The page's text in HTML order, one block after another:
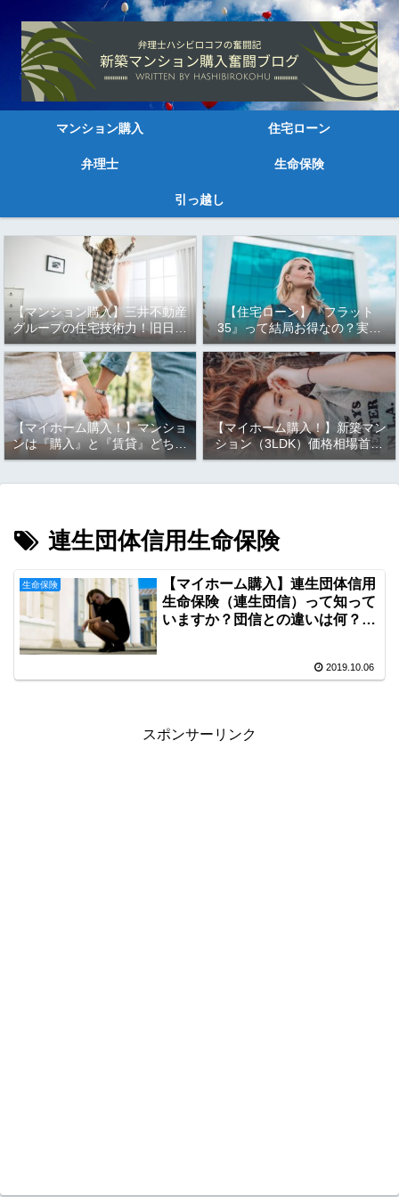
マンション購入 住宅ローン
弁理士 生命保険
引っ越し
【マンション購入】三井不動産
グループの住宅技術力！旧日本
三大財閥の資本力はすごい～
【住宅ローン】『フラット
35』って結局お得なの？実は
もっとお得な『フラット35
Ｓ』と『フラット35 子育て応
援型・地域応援型』！！知らな
きゃ損するかも！！
【マイホーム購入！】マンショ
ンは『購入』と『賃貸』どちら
が良い？？実は、考えるまでも
【マイホーム購入！】新築マン
ション（3LDK）価格相場首都
圏ランキング（東京、神奈川、
連生団体信用生命保険
生命保険
【マイホーム購入】連生団体信用
生命保険（連生団信）って知って
いますか？団信との違いは何？で
2019.10.06
スポンサーリンク